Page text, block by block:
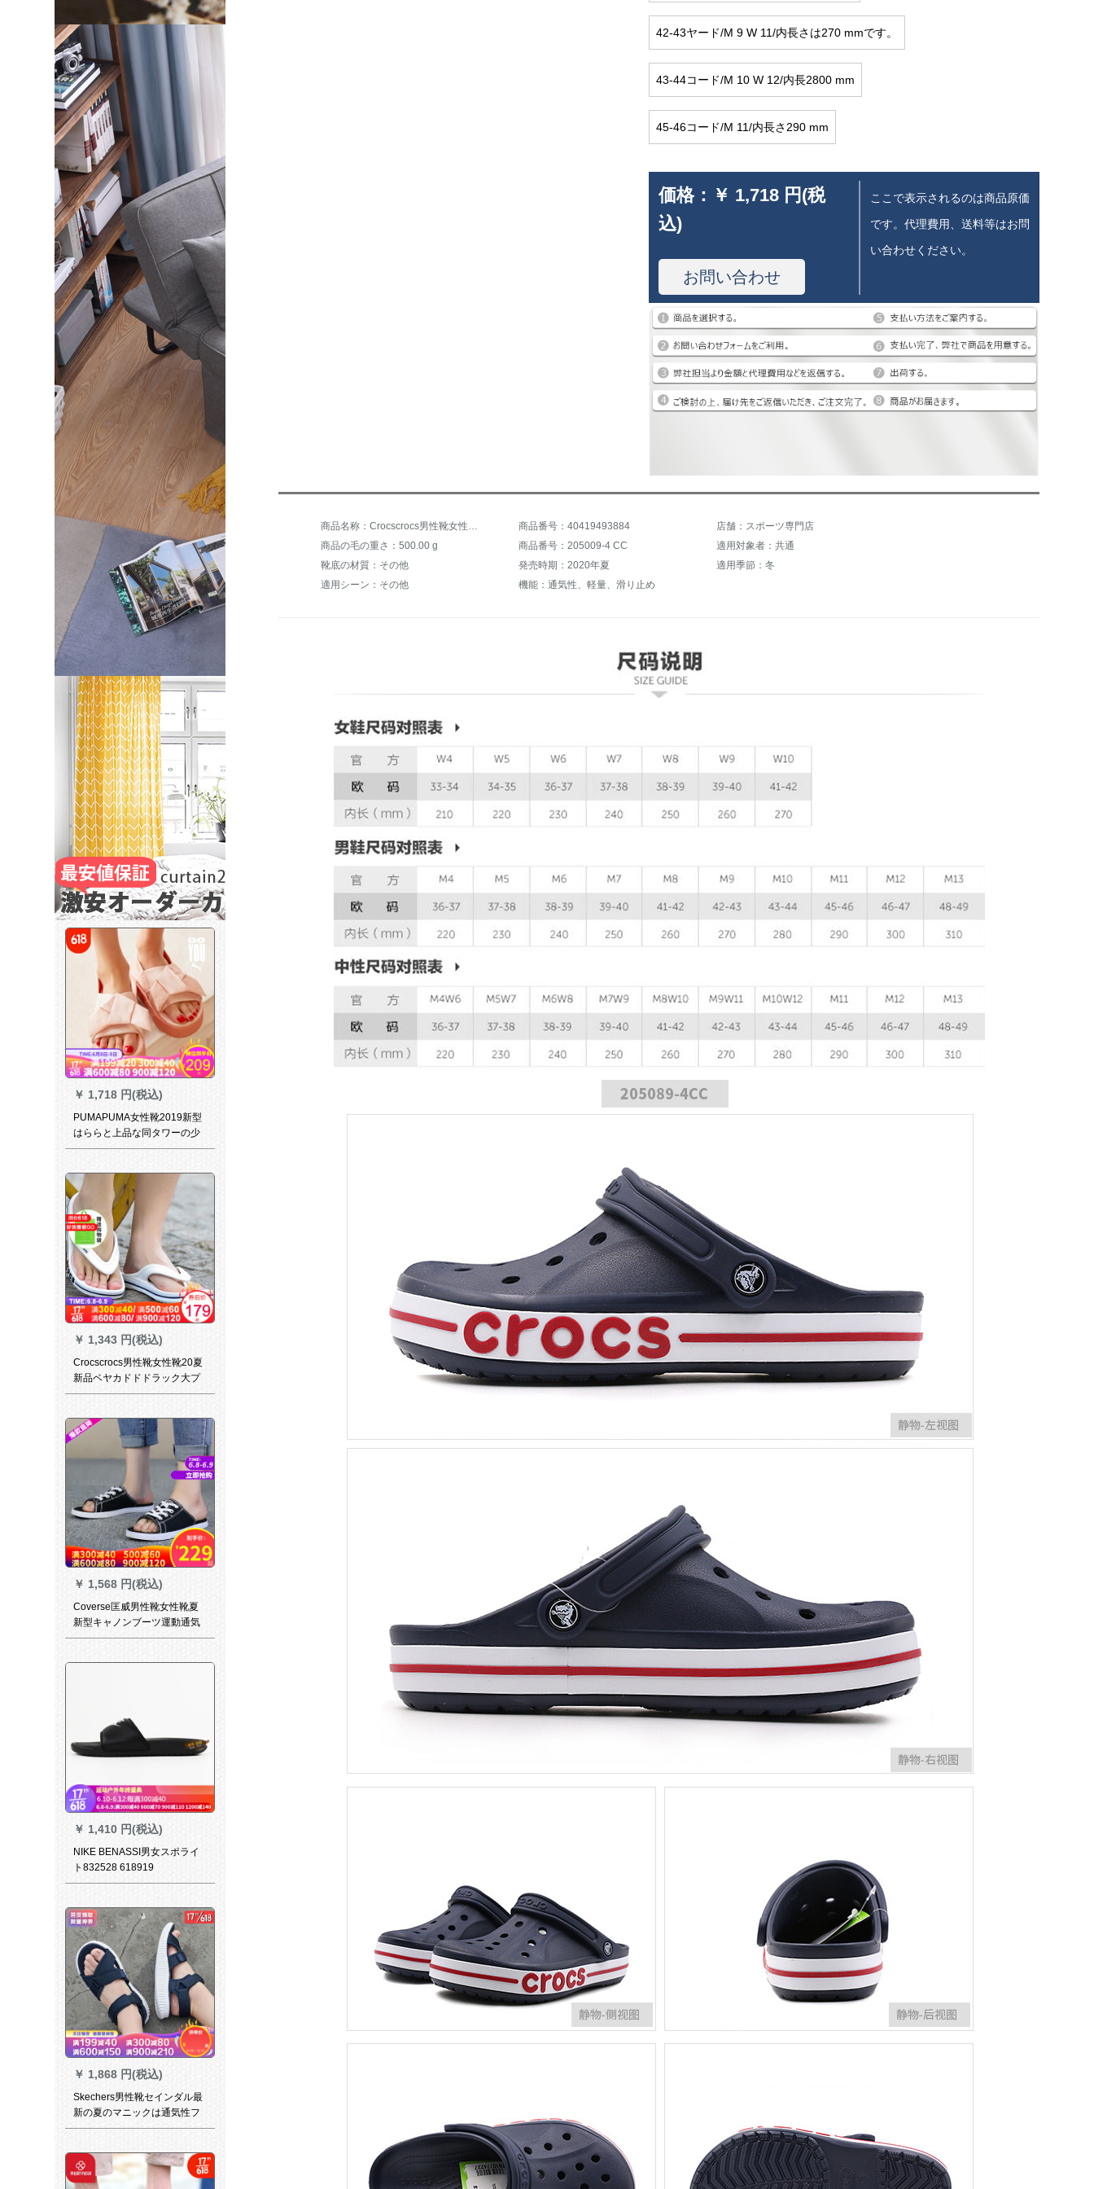
￥ 1,718 円(税込)
PUMAPUMA女性靴2019新型
はららと上品な同タワーの少
女の粉の蝶々の结び目のビッ
底のスッキリパンの367746
36774601 35.5
￥ 1,343 円(税込)
Crocscrocs男性靴女性靴20夏
新品ベヤカドドドラック大プ
レストロック平底住宅洞靴耐
206233-146/男女同モデル主
押しM 10 W 12/内長28 cm
￥ 1,568 円(税込)
Coverse匡威男性靴女性靴夏
新型キャノンブーツ運動通気
性怠け者快フィットフィット
￥ 1,410 円(税込)
NIKE BENASSI男女スポライ
ト832528 618919
￥ 1,868 円(税込)
Skechers男性靴セインダル最
新の夏のマニックは通気性フ
ュージョンのシンプルなカー
42-43ヤード/M 9 W 11/内長さは270 mmです。
43-44コード/M 10 W 12/内長2800 mm
45-46コード/M 11/内長さ290 mm
価格： ￥ 1,718 円(税
込)
お問い合わせ
ここで表示されるのは商品原価
です。代理費用、送料等はお問
い合わせください。
商品名称：Crocscrocs男性靴女性靴2020新型カップル靴洞靴ビーチ靴軽便保温滑り止めバッグカジュアルサンダル205089-54 CC 42-43サイズ/M 9 W 11/内長さ270 mm 商品番号：40419493884
店舗：スポーツ専門店
商品の毛の重さ：500.00 g
商品番号：205009-4 CC
適用対象者：共通
靴底の材質：その他
発売時期：2020年夏
適用季節：冬
適用シーン：その他
機能：通気性、軽量、滑り止め